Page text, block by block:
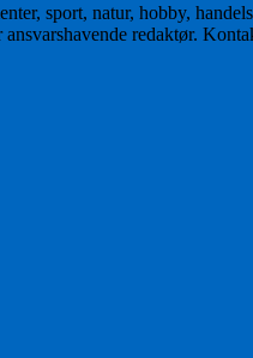
sport, natur, hobby,
redaktør.